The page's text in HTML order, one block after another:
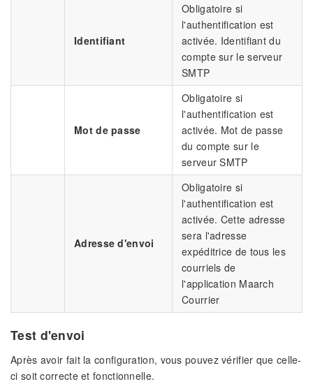
Identifiant
Obligatoire si
l'authentification est
activée. Identifiant du
compte sur le serveur
SMTP
Mot de passe
Obligatoire si
l'authentification est
activée. Mot de passe
du compte sur le
serveur SMTP
Adresse d'envoi
Obligatoire si
l'authentification est
activée. Cette adresse
sera l'adresse
expéditrice de tous les
courriels de
l'application Maarch
Courrier
Test d'envoi
Après avoir fait la configuration, vous pouvez vérifier que celle-
ci soit correcte et fonctionnelle.